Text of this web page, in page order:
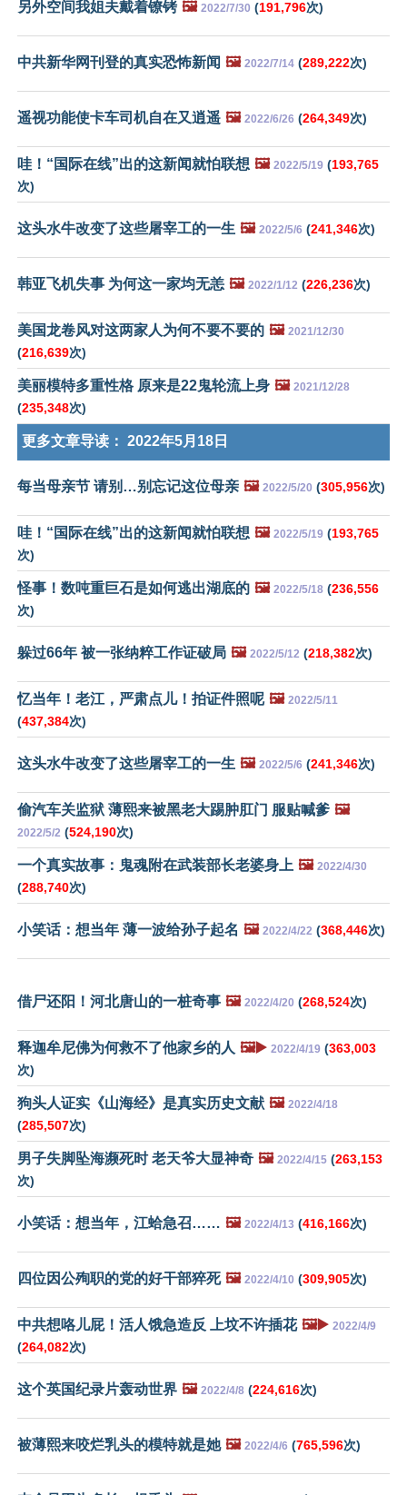
另外空间我姐夫戴着镣铐 🖼️ 2022/7/30 (191,796次)
中共新华网刊登的真实恐怖新闻 🖼️ 2022/7/14 (289,222次)
遥视功能使卡车司机自在又逍遥 🖼️ 2022/6/26 (264,349次)
哇！“国际在线”出的这新闻就怕联想 🖼️ 2022/5/19 (193,765
次)
这头水牛改变了这些屠宰工的一生 🖼️ 2022/5/6 (241,346次)
韩亚飞机失事 为何这一家均无恙 🖼️ 2022/1/12 (226,236次)
美国龙卷风对这两家人为何不要不要的 🖼️ 2021/12/30
(216,639次)
美丽模特多重性格 原来是22鬼轮流上身 🖼️ 2021/12/28
(235,348次)
更多文章导读： 2022年5月18日
每当母亲节 请别…别忘记这位母亲 🖼️ 2022/5/20 (305,956次)
哇！“国际在线”出的这新闻就怕联想 🖼️ 2022/5/19 (193,765
次)
怪事！数吨重巨石是如何逃出湖底的 🖼️ 2022/5/18 (236,556
次)
躲过66年 被一张纳粹工作证破局 🖼️ 2022/5/12 (218,382次)
忆当年！老江，严肃点儿！拍证件照呢 🖼️ 2022/5/11
(437,384次)
这头水牛改变了这些屠宰工的一生 🖼️ 2022/5/6 (241,346次)
偷汽车关监狱 薄熙来被黑老大踢肿肛门 服贴喊爹 🖼️
2022/5/2 (524,190次)
一个真实故事：鬼魂附在武装部长老婆身上 🖼️ 2022/4/30
(288,740次)
小笑话：想当年 薄一波给孙子起名 🖼️ 2022/4/22 (368,446次)
借尸还阳！河北唐山的一桩奇事 🖼️ 2022/4/20 (268,524次)
释迦牟尼佛为何救不了他家乡的人 🖼️▶️ 2022/4/19 (363,003
次)
狗头人证实《山海经》是真实历史文献 🖼️ 2022/4/18
(285,507次)
男子失脚坠海濒死时 老天爷大显神奇 🖼️ 2022/4/15 (263,153
次)
小笑话：想当年，江蛤急召…… 🖼️ 2022/4/13 (416,166次)
四位因公殉职的党的好干部猝死 🖼️ 2022/4/10 (309,905次)
中共想咯儿屁！活人饿急造反 上坟不许插花 🖼️▶️ 2022/4/9
(264,082次)
这个英国纪录片轰动世界 🖼️ 2022/4/8 (224,616次)
被薄熙来咬烂乳头的模特就是她 🖼️ 2022/4/6 (765,596次)